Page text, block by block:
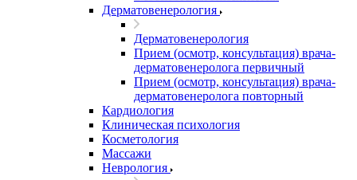
Дерматовенерология
Дерматовенерология
Прием (осмотр, консультация) врача-
дерматовенеролога первичный
Прием (осмотр, консультация) врача-
дерматовенеролога повторный
Кардиология
Клиническая психология
Косметология
Массажи
Неврология